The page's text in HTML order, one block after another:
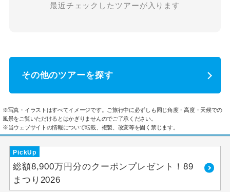
最近チェックしたツアーが入ります
その他のツアーを探す
※写真・イラストはすべてイメージです。ご旅行中に必ずしも同じ角度・高度・天候での
風景をご覧いただけるとはかぎりませんのでご了承ください。
※当ウェブサイトの情報について転載、複製、改変等を固く禁じます。
PickUp
総額8,900万円分のクーポンプレゼント！89
まつり2026